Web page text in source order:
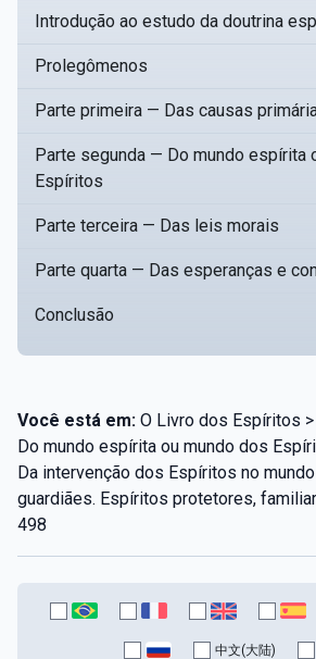
Introdução ao estudo da doutrina
Prolegômenos
Parte primeira — Das causas
Parte segunda — Do mundo espírita
Espíritos
Parte terceira — Das leis morais
Parte quarta — Das esperanças e
Conclusão
Você está em: O Livro dos Espíritos
Do mundo espírita ou mundo dos
Da intervenção dos Espíritos no
guardiães. Espíritos protetores,
498
中文(大陆)